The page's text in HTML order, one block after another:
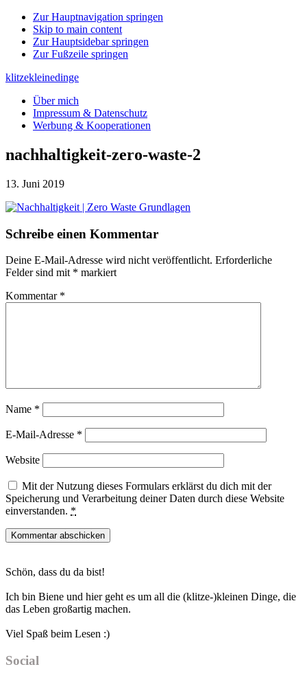
Zur Hauptnavigation springen
Skip to main content
Zur Hauptsidebar springen
Zur Fußzeile springen
klitzekleinedinge
Über mich
Impressum & Datenschutz
Werbung & Kooperationen
nachhaltigkeit-zero-waste-2
13. Juni 2019
Leser-
Schreibe einen Kommentar
Deine E-Mail-Adresse wird nicht veröffentlicht. Erforderliche
Felder sind mit * markiert
Kommentar *
Name *
E-Mail-Adresse *
Website
Mit der Nutzung dieses Formulars erklärst du dich mit der
Speicherung und Verarbeitung deiner Daten durch diese Website
einverstanden. *
Sidebar
Schön, dass du da bist!
Ich bin Biene und hier geht es um all die (klitze-)kleinen Dinge, die
das Leben großartig machen.
Viel Spaß beim Lesen :)
Social